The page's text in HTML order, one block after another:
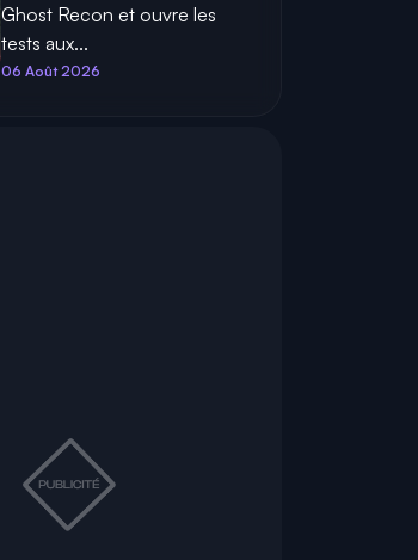
Ghost Recon et ouvre les
tests aux...
06 Août 2026